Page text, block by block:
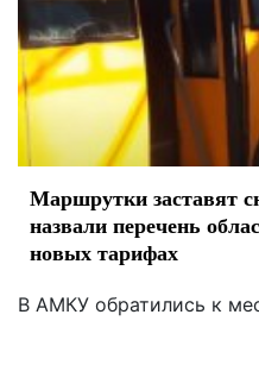
Маршрутки заставят
назвали перечень
новых тарифах
В АМКУ обратились к